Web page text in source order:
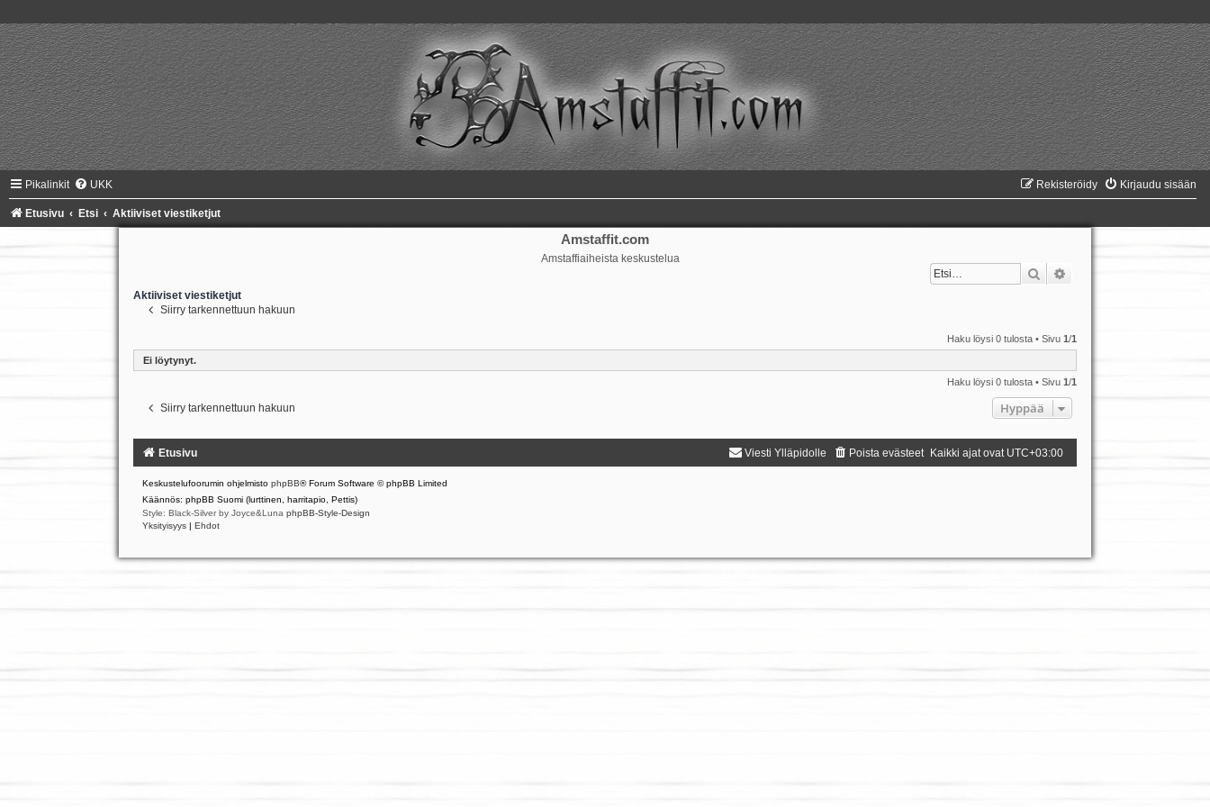
Pikalinkit UKK Kirjaudu sisään
Rekisteröidy
Etusivu Etsi Aktiiviset viestiketjut
Amstaffit.com
Amstaffiaiheista keskustelua
Etsi
Aktiiviset viestiketjut
Siirry tarkennettuun hakuun
Haku löysi 0 tulosta • Sivu1/1
Ei löytynyt.
Haku löysi 0 tulosta • Sivu1/1
Siirry tarkennettuun hakuun Hyppää
Etusivu Kaikki ajat ovat UTC+03:00
Poista evästeet
Viesti Ylläpidolle
Keskustelufoorumin ohjelmisto phpBB® Forum Software © phpBB Limited
Käännös: phpBB Suomi (lurttinen, harritapio, Pettis)
Style: Black-Silver by Joyce&Luna phpBB-Style-Design
Yksityisyys | Ehdot